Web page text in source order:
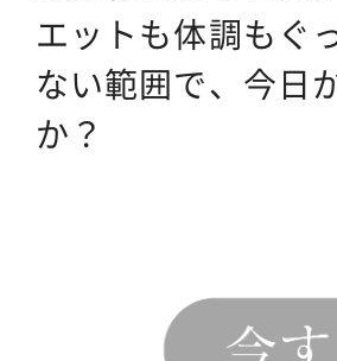
エットも体調もぐ
ない範囲で、今日
か？